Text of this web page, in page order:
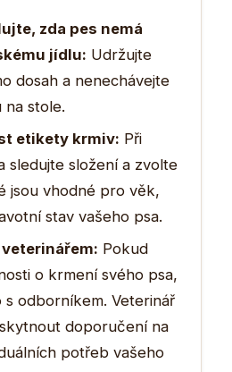
zda pes nemá
jídlu: Udržujte
dosah a nenechávejte
na stole.
etikety krmiv: Při
sledujte složení a zvolte
jsou vhodné pro věk,
stav vašeho psa.
Pokud
o krmení svého psa,
odborníkem. Veterinář
doporučení na
potřeb vašeho